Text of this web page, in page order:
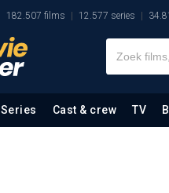
182.507 films 12.577 series
Series Cast & crew TV